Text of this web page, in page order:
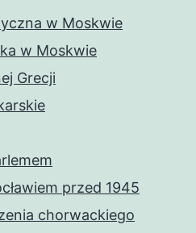
w Moskwie
w Moskwie
Grecji
przed 1945
chorwackiego